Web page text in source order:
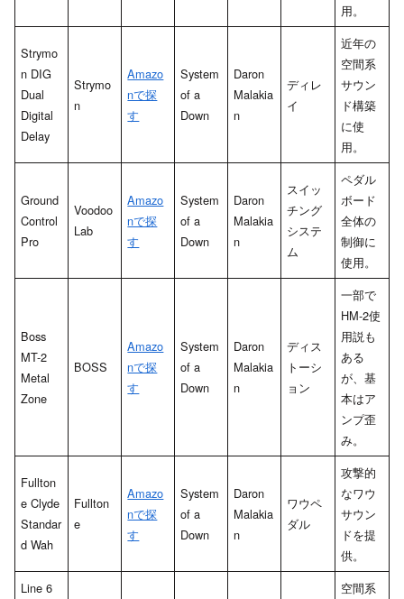
用。
Strymo
n DIG
Dual
Digital
Delay
Strymo
n
Amazo
nで探
す
System
of a
Down
Daron
Malakia
n
ディレ
イ
近年の
空間系
サウン
ド構築
に使
用。
Ground
Control
Pro
Voodoo
Lab
Amazo
nで探
す
System
of a
Down
Daron
Malakia
n
スイッ
チング
システ
ム
ペダル
ボード
全体の
制御に
使用。
Boss
MT-2
Metal
Zone
BOSS
Amazo
nで探
す
System
of a
Down
Daron
Malakia
n
ディス
トーシ
ョン
一部で
HM-2使
用説も
ある
が、基
本はア
ンプ歪
み。
Fullton
e Clyde
Standar
d Wah
Fullton
e
Amazo
nで探
す
System
of a
Down
Daron
Malakia
n
ワウペ
ダル
攻撃的
なワウ
サウン
ドを提
供。
Line 6
空間系